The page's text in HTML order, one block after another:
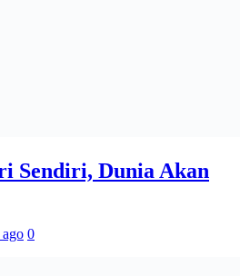
Sendiri, Dunia Akan
0